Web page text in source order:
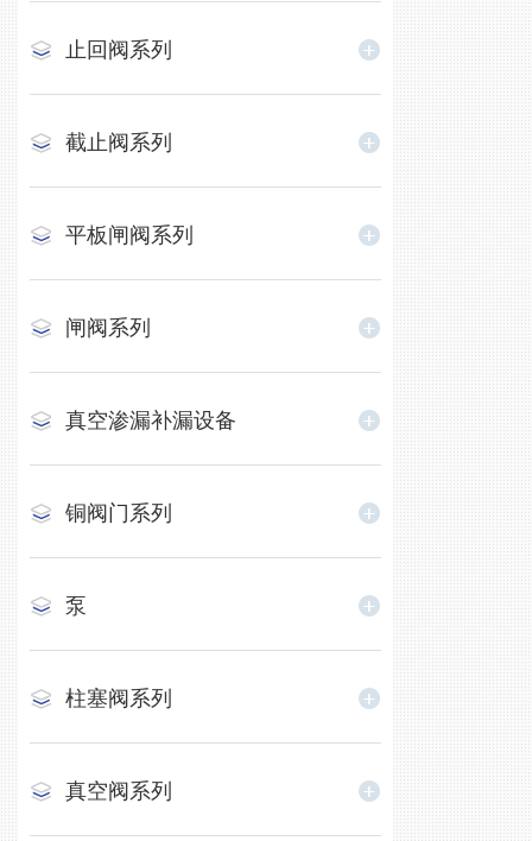
止回阀系列
截止阀系列
平板闸阀系列
闸阀系列
真空渗漏补漏设备
铜阀门系列
泵
柱塞阀系列
真空阀系列